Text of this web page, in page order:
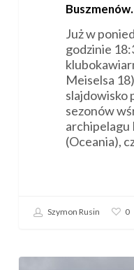
Już w
godzinie
Meiselsa
slajdowisko
sezonów
(Oceania),
Szymon Rusin 0